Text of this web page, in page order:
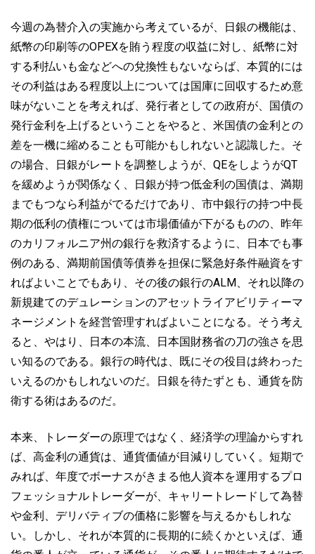
今週の為替介入の実施から考えているが、日銀の機能は、
紙幣の印刷等のOPEXを賄う程度の収益に対し、紙幣に対
する利払いも金などへの兌換性もないならば、本質的には
その利益はある程度以上については国庫に回収するため意
味がないことを考えれば、発行者としての政府が、国債の
発行金利を上げるということをやると、米国債の金利との
差を一機に縮めることも可能かもしれないと認識した。そ
の場合、日銀がレートを調整しようが、QEをしようがQT
を緩めようが関係なく、日銀が持つ低金利の国債は、満期
までもつなら利益がでるだけであり、市中銀行の持つ中長
期の低利の債権については市場価値が下がるものの、昨年
のカリフォルニア州の銀行を救済するように、日本でも事
例のある、満期前国債等債券を担保に緊急好条件融資をす
ればよいことでもあり、その後の銀行のALM、それ以降の
新規建てのデュレーションのアセットライアビリティーマ
ネージメントを経営管理すればよいことになる。そう考え
ると、やはり、日本の本流、日本国財務省の刀の強さを思
い知るのである。銀行の時代は、既にその役目は終わった
いえるのかもしれないのだ。日銀を待たずとも、通貨を防
衛する術はあるのだ。
本来、トレーダーの原理ではなく、経済学の理論からすれ
ば、高金利の通貨は、通貨価値が目減りしていく。短期で
みれば、年度でボーナスがきまる他人資本を運用するプロ
フェッショナルトレーダーが、キャリートレードして為替
や金利、デリバティブの価格に影響を与えるかもしれな
い。しかし、それが本質的に長期的に続くかといえば、通